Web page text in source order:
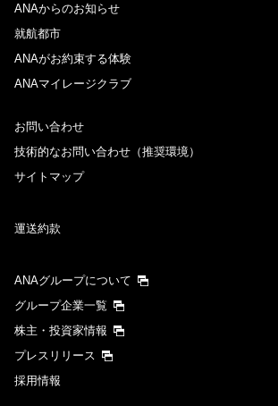
ANAからのお知らせ
就航都市
ANAがお約束する体験
ANAマイレージクラブ
お問い合わせ
技術的なお問い合わせ（推奨環境）
サイトマップ
運送約款
ANAグループについて
グループ企業一覧
株主・投資家情報
プレスリリース
採用情報